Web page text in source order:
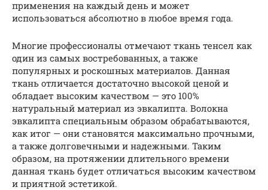
применения на каждый день и может
использоваться абсолютно в любое время года.
Многие профессионалы отмечают ткань тенсел как
один из самых востребованных, а также
популярных и роскошных материалов. Данная
ткань отличается достаточно высокой ценой и
обладает высоким качеством — это 100%
натуральный материал из эвкалипта. Волокна
эвкалипта специальным образом обрабатываются,
как итог — они становятся максимально прочными,
а также долговечными и надежными. Таким
образом, на протяжении длительного времени
данная ткань будет отличаться высоким качеством
и приятной эстетикой.